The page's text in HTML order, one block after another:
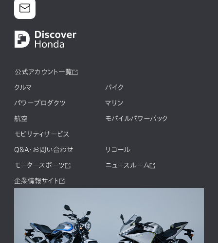
公式アカウント一覧
クルマ バイク
パワープロダクツ マリン
航空 モバイルパワーパック
モビリティサービス
Q&A・お問い合わせ リコール
モータースポーツ ニュースルーム
企業情報サイト